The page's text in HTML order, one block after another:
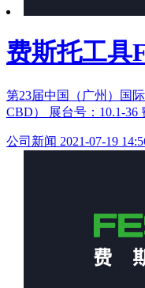
费斯托工具
第23届中国（广州）国
CBD） 展台号：10.1-36
公司新闻 2021-07-19